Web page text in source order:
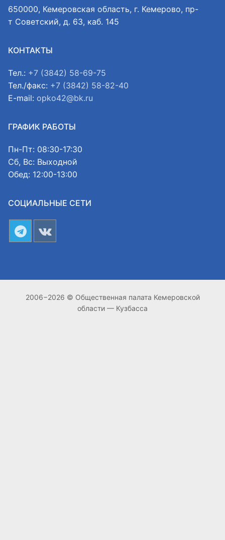
650000, Кемеровская область, г. Кемерово, пр-
т Советский, д. 63, каб. 145
КОНТАКТЫ
Тел.: +7 (3842) 58-69-75
Тел./факс: +7 (3842) 58-82-40
E-mail: opko42@bk.ru
ГРАФИК РАБОТЫ
Пн-Пт: 08:30-17:30
Сб, Вс: Выходной
Обед: 12:00-13:00
СОЦИАЛЬНЫЕ СЕТИ
2006−2026 © Общественная палата Кемеровской
области — Кузбасса